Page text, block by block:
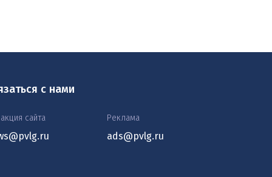
с нами
сайта Реклама
ads@pvlg.ru